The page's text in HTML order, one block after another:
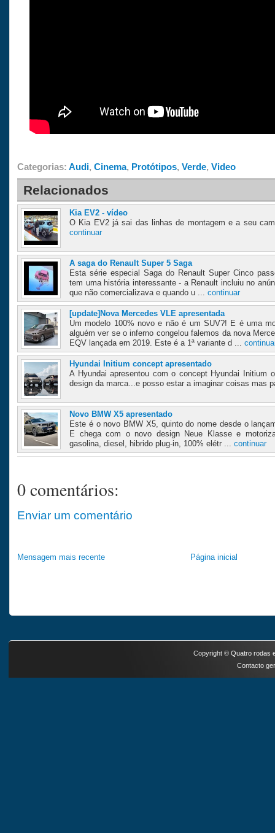
Categorias: Audi, Cinema, Protótipos, Verde, Video
Relacionados
Kia EV2 - vídeo
O Kia EV2 já sai das linhas de montagem e a seu
continuar
A saga do Renault Super 5 Saga
Esta série especial Saga do Renault Super Cinco
tem uma história interessante - a Renault incluiu no
que não comercializava e quando u ... continuar
[update]Nova Mercedes VLE apresentada
Um modelo 100% novo e não é um SUV?! E é uma
alguém ver se o inferno congelou falemos da nova
EQV lançada em 2019. Este é a 1ª variante d ...
Hyundai Initium concept apresentado
A Hyundai apresentou com o concept Hyundai Initium
design da marca...e posso estar a imaginar coisas mas
Novo BMW X5 apresentado
Este é o novo BMW X5, quinto do nome desde o
E chega com o novo design Neue Klasse e
gasolina, diesel, hibrido plug-in, 100% elétr ... continuar
0 comentários:
Enviar um comentário
Mensagem mais recente Página inicial
Copyright © Quatro rodas
Contacto